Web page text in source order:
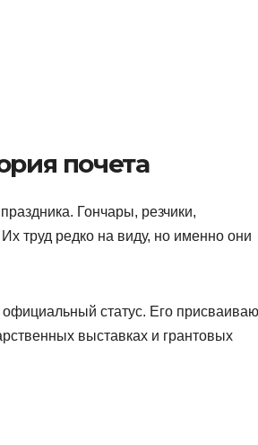
почета
Гончары, резчики,
труд редко на виду, но именно они
статус. Его
выставках и грантовых